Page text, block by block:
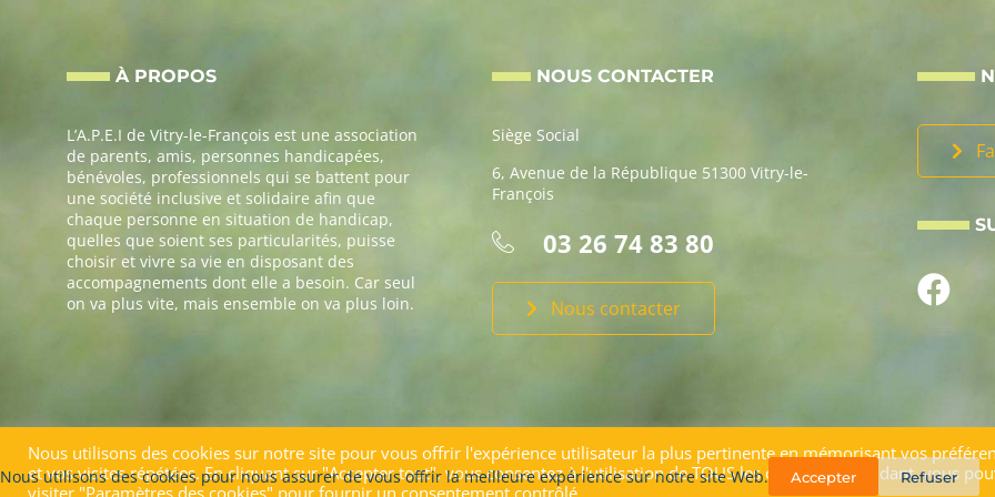
Nous utilisons des cookies pour nous assurer de vous offrir la meilleure expérience sur notre site Web. Accepter Refuser
À PROPOS
L’A.P.E.I de Vitry-le-François est une association
de parents, amis, personnes handicapées,
bénévoles, professionnels qui se battent pour
une société inclusive et solidaire afin que
chaque personne en situation de handicap,
quelles que soient ses particularités, puisse
choisir et vivre sa vie en disposant des
accompagnements dont elle a besoin. Car seul
on va plus vite, mais ensemble on va plus loin.
NOUS CONTACTER
Siège Social
6, Avenue de la République 51300 Vitry-le-
François
03 26 74 83 80
Nous contacter
Copyright © 2026 A.P.E.I Vitry le François | Site conçu parAurélie Ducret Webdesign
Nous utilisons des cookies sur notre site pour vous offrir l'expérience utilisateur la plus pertinente en mémorisant vos
et vos visites répétées. En cliquant sur "Accepter tout", vous consentez à l'utilisation de TOUS les cookies. Cependant, vous
visiter "Paramètres des cookies" pour fournir un consentement contrôlé.